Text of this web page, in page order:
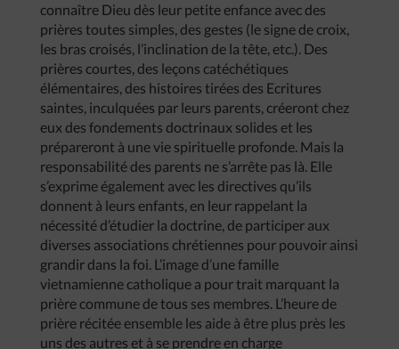
connaître Dieu dès leur petite enfance avec des
prières toutes simples, des gestes (le signe de croix,
les bras croisés, l’inclination de la tête, etc.). Des
prières courtes, des leçons catéchétiques
élémentaires, des histoires tirées des Ecritures
saintes, inculquées par leurs parents, créeront chez
eux des fondements doctrinaux solides et les
prépareront à une vie spirituelle profonde. Mais la
responsabilité des parents ne s’arrête pas là. Elle
s’exprime également avec les directives qu’ils
donnent à leurs enfants, en leur rappelant la
nécessité d’étudier la doctrine, de participer aux
diverses associations chrétiennes pour pouvoir ainsi
grandir dans la foi. L’image d’une famille
vietnamienne catholique a pour trait marquant la
prière commune de tous ses membres. L’heure de
prière récitée ensemble les aide à être plus près les
uns des autres et à se prendre en charge